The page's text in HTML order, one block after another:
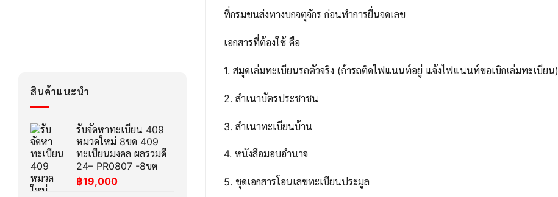
สินค้าแนะนำ
รับจัดหาทะเบียน 409
หมวดใหม่ 8ขด 409
ทะเบียนมงคล ผลรวมดี
24– PR0807 -8ขด
฿19,000
ที่กรมขนส่งทางบกจตุจักร ก่อนทำการยื่นจดเลข
เอกสารที่ต้องใช้ คือ
1. สมุดเล่มทะเบียนรถตัวจริง (ถ้ารถติดไฟแนนท์อยู่ แจ้งไฟแนนท์ขอเบิกเล่มทะเบียน)
2. สำเนาบัตรประชาชน
3. สำเนาทะเบียนบ้าน
4. หนังสือมอบอำนาจ
5. ชุดเอกสารโอนเลขทะเบียนประมูล